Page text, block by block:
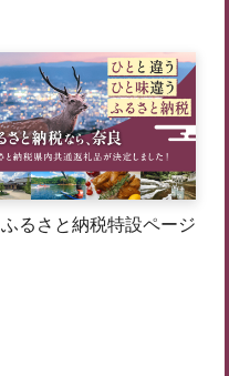
ふるさと納税特設ページ